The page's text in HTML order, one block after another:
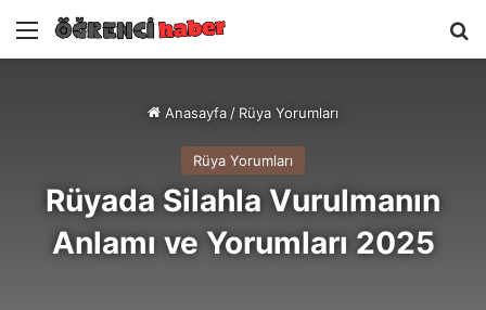
Menü
Anasayfa / Rüya Yorumları
Rüya Yorumları
Rüyada Silahla Vurulmanın
Anlamı ve Yorumları 2025